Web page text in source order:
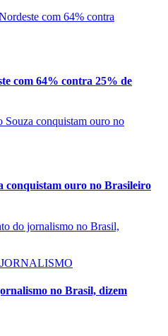
com 64% contra 25% de
conquistam ouro no Brasileiro
no Brasil, dizem